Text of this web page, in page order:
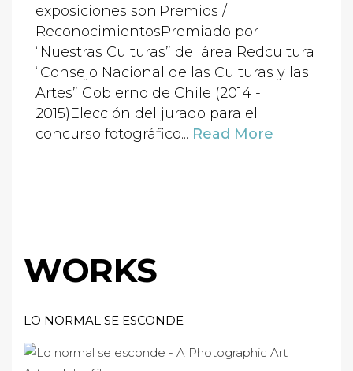
exposiciones son:Premios /
ReconocimientosPremiado por
“Nuestras Culturas” del área Redcultura
“Consejo Nacional de las Culturas y las
Artes” Gobierno de Chile (2014 -
2015)Elección del jurado para el
concurso fotográfico... Read More
WORKS
LO NORMAL SE ESCONDE